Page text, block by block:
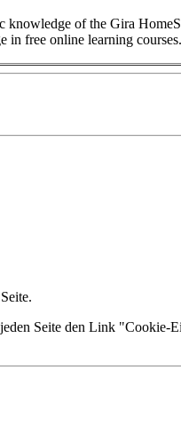
knowledge of the Gira
in free online learning courses.
Seite den Link